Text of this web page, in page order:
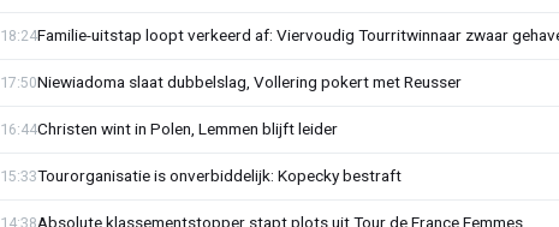
Familie-uitstap loopt verkeerd af: Viervoudig Tourritwinnaar zwaar
18:24
Niewiadoma slaat dubbelslag, Vollering pokert met Reusser
17:50
Christen wint in Polen, Lemmen blijft leider
16:44
Tourorganisatie is onverbiddelijk: Kopecky bestraft
15:33
Absolute klassementstopper stapt plots uit Tour de France Femmes
14:38